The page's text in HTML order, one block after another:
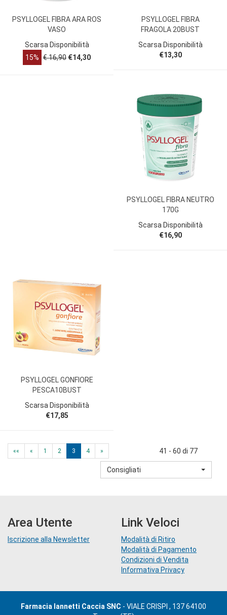
PSYLLOGEL FIBRA ARA ROS
VASO
Scarsa Disponibilità
15% € 16,90 €14,30
PSYLLOGEL FIBRA
FRAGOLA 20BUST
Scarsa Disponibilità
€13,30
PSYLLOGEL FIBRA NEUTRO
170G
Scarsa Disponibilità
€16,90
PSYLLOGEL GONFIORE
PESCA10BUST
Scarsa Disponibilità
€17,85
«« « 1 2 3 4 » 41 - 60 di 77
Consigliati
Area Utente
Iscrizione alla Newsletter
Link Veloci
Modalità di Ritiro
Modalità di Pagamento
Condizioni di Vendita
Informativa Privacy
Farmacia Iannetti Caccia SNC - VIALE CRISPI , 137 64100